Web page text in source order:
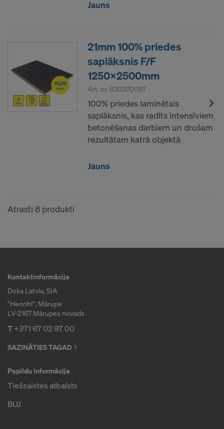
Jauns
21mm 100% priedes
saplāksnis F/F
1250x2500mm
Art. nr. 830370081
100% priedes laminētais
saplāksnis, kas radīts intensīviem
betonēšanas darbiem un drošam
rezultātam katrā objektā
Jauns
Atrasti 8 produkti
Kontaktinformācija
Doka Latvia, SIA
"Henrihi", Mārupe
LV-2167 Mārupes novads
T+371 67 02 97 00
SAZINĀTIES TAGAD
Papildu informācija
Tiešsaistes atbalsts
BUJ